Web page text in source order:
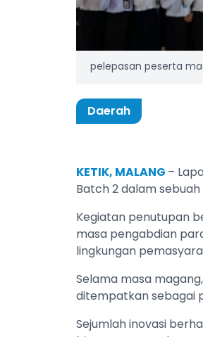
pelepasan peserta
Daerah
KETIK, MALANG –
Batch 2 dalam
Kegiatan penutupan
masa pengabdian
lingkungan
Selama masa
ditempatkan sebagai
Sejumlah inovasi